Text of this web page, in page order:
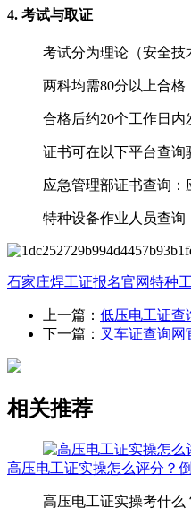
‌4. 考试与取证‌
考试分为‌理论‌（安全技
两科均需‌80分以上‌合格
合格后约‌20个工作日内‌
证书可在以下平台查询
应急管理部证书查询
特种设备作业人员查询
石家庄焊工证报名官网特种
上一篇： 低压电工证查
下一篇： 叉车证查询
相关推荐
高压电工证实操怎么评分？
高压电工证实操考什